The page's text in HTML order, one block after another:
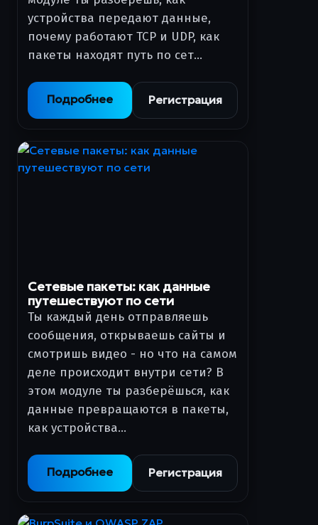
устройства передают данные,
почему работают TCP и UDP, как
пакеты находят путь по сет…
Подробнее Регистрация
Сетевые пакеты: как данные
путешествуют по сети
Ты каждый день отправляешь
сообщения, открываешь сайты и
смотришь видео - но что на самом
деле происходит внутри сети? В
этом модуле ты разберёшься, как
данные превращаются в пакеты,
как устройства…
Подробнее Регистрация